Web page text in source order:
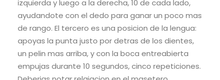
izquierda y luego a la derecha, 10 de cada lado,
ayudandote con el dedo para ganar un poco mas
de rango. El tercero es una posicion de la lengua:
apoyas la punta justo por detras de los dientes,
un pelin mas arriba, y con la boca entreabierta
empujas durante 10 segundos, cinco repeticiones.